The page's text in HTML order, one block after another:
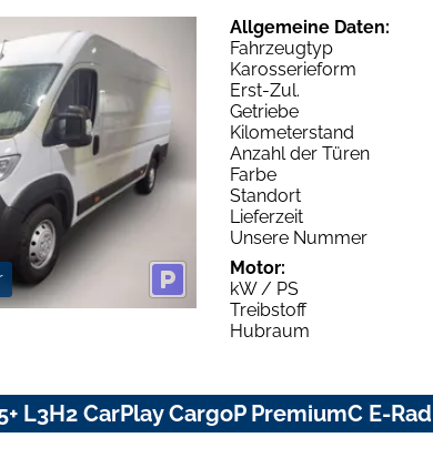
Allgemeine Daten:
Fahrzeugtyp
Karosserieform
Erst-Zul.
Getriebe
Kilometerstand
Anzahl der Türen
Farbe
Standort
Lieferzeit
Unsere Nummer
Motor:
kW / PS
Treibstoff
Hubraum
L3H2 CarPlay CargoP PremiumC E-Rad